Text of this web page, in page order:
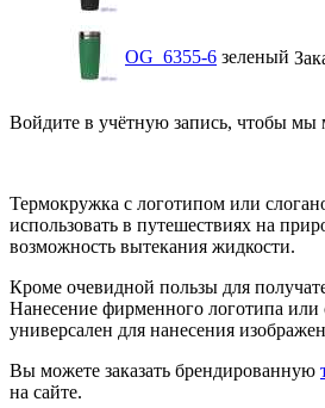
OG_6355-6 зеленый
Войдите в учётную запись, чтобы мы
Термокружка с логотипом или
использовать в путешествиях на
возможность вытекания жидкости.
Кроме очевидной пользы для
Нанесение фирменного логотипа
универсален для нанесения
Вы можете заказать брендированную
на сайте.